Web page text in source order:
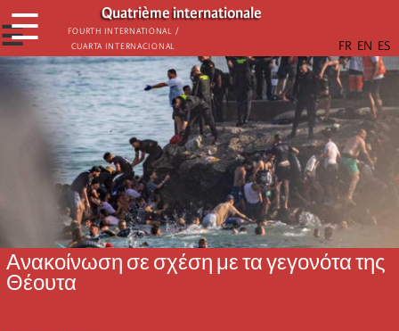
Παράκαμψη
προς
το
κυρίως
περιεχόμενο
Quatrième internationale
Fourth International /
Cuarta Internacional
☰
☰
Ανακοίνωση σε σχέση με τα γεγονότα της
Θέουτα